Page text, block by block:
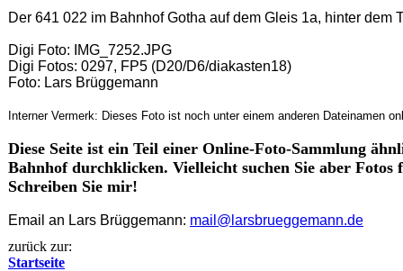
Der 641 022 im Bahnhof Gotha auf dem Gleis 1a, hinter dem
Digi Foto: IMG_7252.JPG
Digi Fotos: 0297, FP5 (D20/D6/diakasten18)
Foto: Lars Brüggemann
Interner Vermerk: Dieses Foto ist noch unter einem anderen Dateinamen
Diese Seite ist ein Teil einer Online-Foto-Sammlung
Bahnhof durchklicken. Vielleicht suchen Sie aber
Schreiben Sie mir!
Email an Lars Brüggemann: mail@larsbrueggemann.de
zurück zur:
Startseite